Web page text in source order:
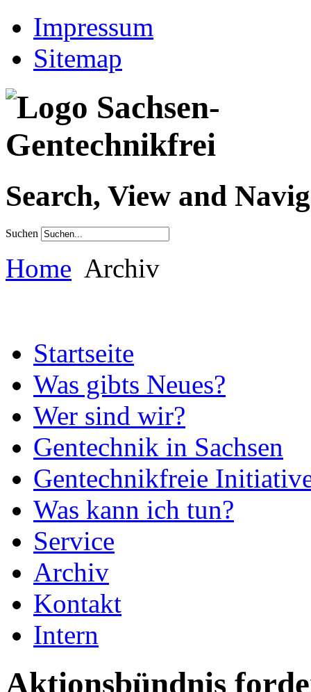
Impressum
Sitemap
Search, View and
Suchen
Home Archiv
Startseite
Was gibts Neues?
Wer sind wir?
Gentechnik in Sachsen
Gentechnikfreie
Was kann ich tun?
Service
Archiv
Kontakt
Intern
Aktionsbündnis